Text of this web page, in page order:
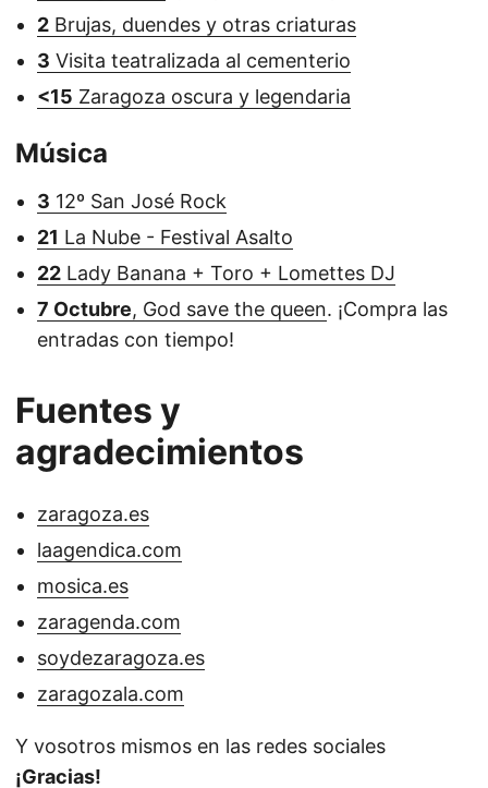
2 Brujas, duendes y otras criaturas
3 Visita teatralizada al cementerio
<15 Zaragoza oscura y legendaria
Música
3 12º San José Rock
21 La Nube - Festival Asalto
22 Lady Banana + Toro + Lomettes DJ
7 Octubre, God save the queen. ¡Compra las
entradas con tiempo!
Fuentes y
agradecimientos
zaragoza.es
laagendica.com
mosica.es
zaragenda.com
soydezaragoza.es
zaragozala.com
Y vosotros mismos en las redes sociales
¡Gracias!